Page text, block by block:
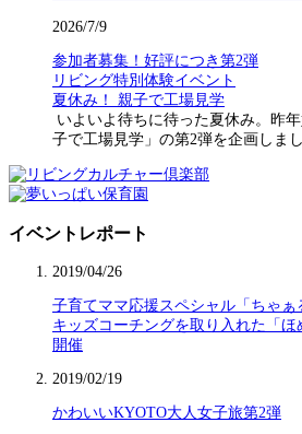
2026/7/9
参加者募集！好評につき第2弾
リビング特別体験イベント
夏休み！ 親子で工場見学
いよいよ待ちに待った夏休み。昨
子で工場見学」の第2弾を企画しま
イベントレポート
2019/04/26
子育てママ応援スペシャル「ちゃぁ
キッズコーチングを取り入れた「
開催
2019/02/19
かわいいKYOTO大人女子旅第2弾